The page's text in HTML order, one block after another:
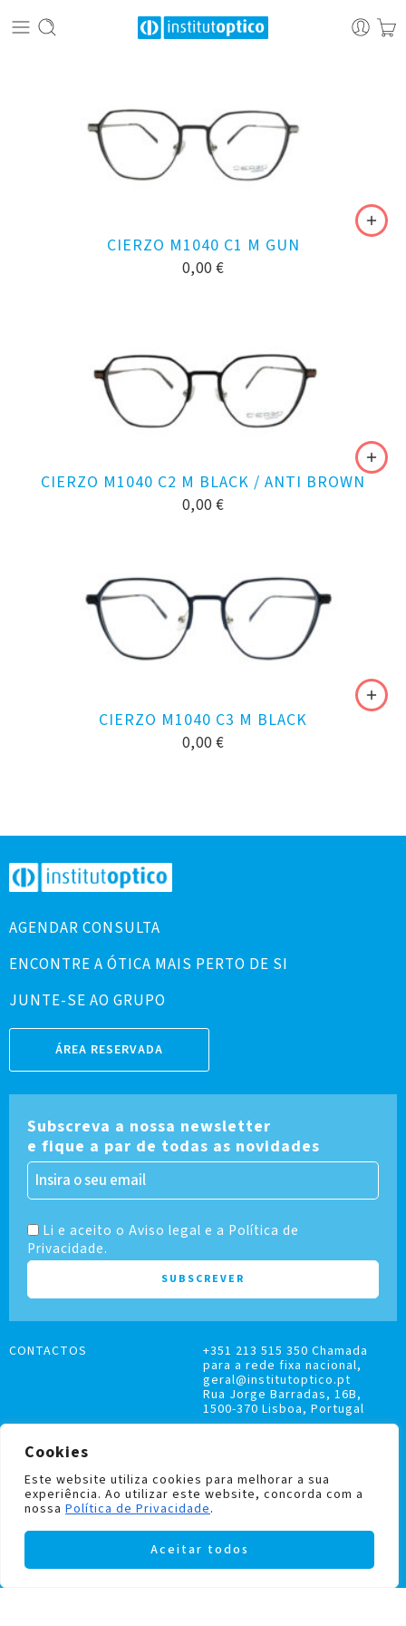
Cookies
Este website utiliza cookies para melhorar a sua
experiência. Ao utilizar este website, concorda com a
nossa Política de Privacidade.
Aceitar todos
CIERZO M1040 C1 M GUN
0,00 €
CIERZO M1040 C2 M BLACK / ANTI BROWN
0,00 €
CIERZO M1040 C3 M BLACK
0,00 €
AGENDAR CONSULTA
ENCONTRE A ÓTICA MAIS PERTO DE SI
JUNTE-SE AO GRUPO
ÁREA RESERVADA
Subscreva a nossa newsletter
e fique a par de todas as novidades
Li e aceito o Aviso legal e a Política de
Privacidade.
LIVRO DE RECLAMAÇÕES
POLÍTICA DE PRIVACIDADE E COOKIES
CONTACTOS
+351 213 515 350 Chamada
para a rede fixa nacional,
geral@institutoptico.pt
Rua Jorge Barradas, 16B,
1500-370 Lisboa, Portugal